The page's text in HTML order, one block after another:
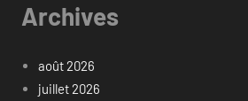
Archives
août 2026
juillet 2026